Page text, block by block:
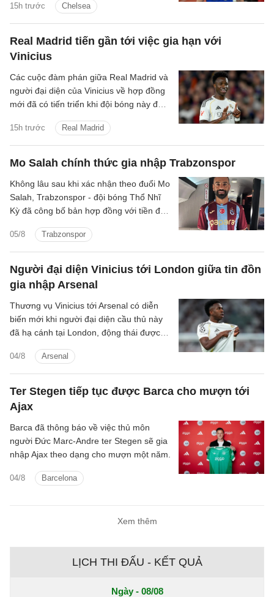
15h trước Chelsea
Real Madrid tiến gần tới việc gia hạn với
Vinicius
15h trước Real Madrid
Các cuộc đàm phán giữa Real Madrid và
người đại diện của Vinicius về hợp đồng
mới đã có tiến triển khi đội bóng này đưa
Mo Salah chính thức gia nhập Trabzonspor
05/8 Trabzonspor
Không lâu sau khi xác nhận theo đuổi Mo
Salah, Trabzonspor - đội bóng Thổ Nhĩ
Kỳ đã công bố bản hợp đồng với tiền đạo
Người đại diện Vinicius tới London giữa tin đồn
gia nhập Arsenal
04/8 Arsenal
Thương vụ Vinicius tới Arsenal có diễn
biến mới khi người đại diện cầu thủ này
đã hạ cánh tại London, động thái được
Ter Stegen tiếp tục được Barca cho mượn tới
Ajax
04/8 Barcelona
Barca đã thông báo về việc thủ môn
người Đức Marc-Andre ter Stegen sẽ gia
nhập Ajax theo dạng cho mượn một năm.
Xem thêm
LỊCH THI ĐẤU - KẾT QUẢ
Ngày - 08/08